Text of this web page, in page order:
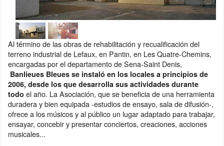
Al término de las obras de rehabilitación y recualificación del
terreno industrial de Lefaux, en Pantin, en Les Quatre-Chemins,
encargadas por el departamento de Sena-Saint Denis,
Banlieues Bleues se instaló en los locales a principios de
2006, desde los que desarrolla sus actividades durante
todo el año. La Asociación, que se beneficia de una herramienta
duradera y bien equipada -estudios de ensayo, sala de difusión-,
ofrece a los músicos y al público un lugar adaptado para trabajar,
ensayar, concebir y presentar conciertos, creaciones, acciones
musicales...